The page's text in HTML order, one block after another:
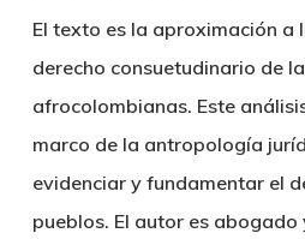
El texto es la aproximación a
derecho consuetudinario de
afrocolombianas. Este
marco de la antropología
evidenciar y fundamentar el
pueblos. El autor es abogado